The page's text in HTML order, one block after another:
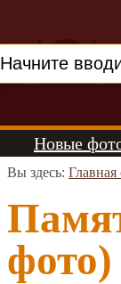
Новые
Вы здесь: Главная
фото)